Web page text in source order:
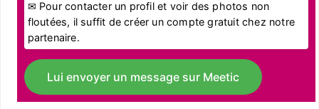
✉ Pour contacter un profil et voir des photos non
floutées, il suffit de créer un compte gratuit chez notre
partenaire.
Lui envoyer un message sur Meetic